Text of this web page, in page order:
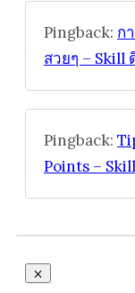
Pingback: ก
สวยๆ – Skill
Pingback:
Points –